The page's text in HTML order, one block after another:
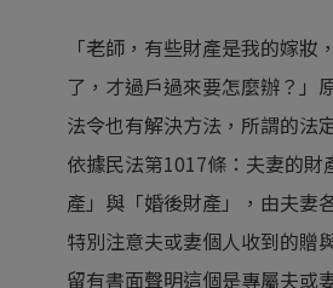
「老師，有些財產是我的嫁妝
了，才過戶過來要怎麼辦？」
法令也有解決方法，所謂的法
依據民法第1017條：夫妻的財
產」與「婚後財產」，由夫妻
特別注意夫或妻個人收到的贈
留有書面聲明這個是專屬夫或